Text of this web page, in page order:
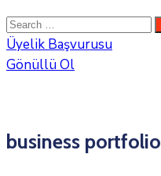
Üyelik Başvurusu
Gönüllü Ol
business portfolio